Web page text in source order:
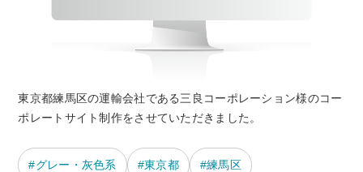
東京都練馬区の運輸会社である三良コーポレーション様のコー
ポレートサイト制作をさせていただきました。
グレー・灰色系 東京都 練馬区